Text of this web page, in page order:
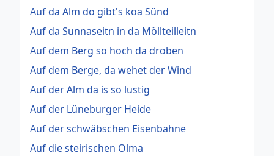
Auf da Alm do gibt's koa Sünd
Auf da Sunnaseitn in da Möllteilleitn
Auf dem Berg so hoch da droben
Auf dem Berge, da wehet der Wind
Auf der Alm da is so lustig
Auf der Lüneburger Heide
Auf der schwäbschen Eisenbahne
Auf die steirischen Olma